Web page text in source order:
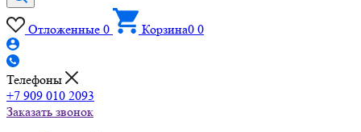
Отложенные 0 Корзина0 0
Телефоны
+7 909 010 2093
Заказать звонок